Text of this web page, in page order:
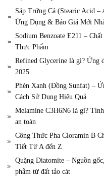
Sáp Trứng Cá (Stearic Acid –
Ứng Dụng & Báo Giá Mới
Sodium Benzoate E211 –
Thực Phẩm
Refined Glycerine là gì? Ứng
2025
Phèn Xanh (Đồng Sunfat) –
Cách Sử Dụng Hiệu Quả
Melamine C3H6N6 là gì?
an toàn
Công Thức Pha Cloramin B
Tiết Từ A đến Z
Quặng Diatomite – Nguồn
phẩm từ đất tảo cát